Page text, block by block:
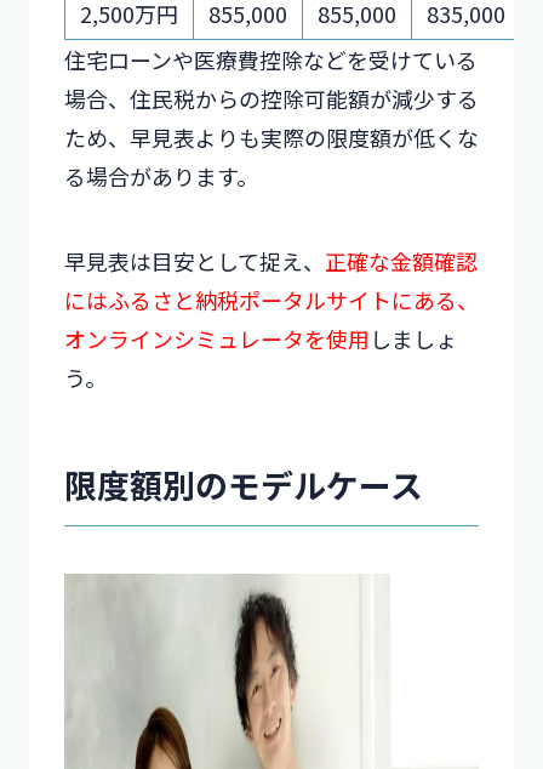
2,500万円 855,000 855,000
835,000
住宅ローンや医療費控除などを受けている
場合、住民税からの控除可能額が減少する
ため、早見表よりも実際の限度額が低くな
る場合があります。
早見表は目安として捉え、 正確な金額確認
にはふるさと納税ポータルサイトにある、
オンラインシミュレータを使用 しましょ
う。
限度額別のモデルケース